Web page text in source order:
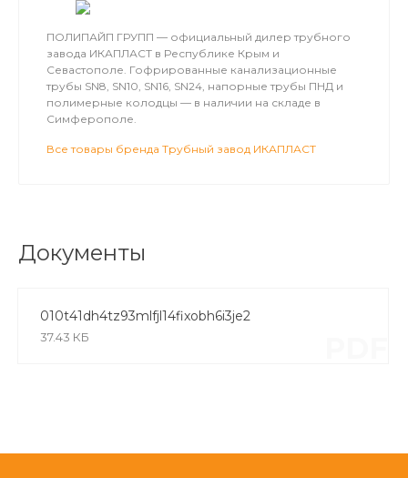
ПОЛИПАЙП ГРУПП — официальный дилер трубного
завода ИКАПЛАСТ в Республике Крым и
Севастополе. Гофрированные канализационные
трубы SN8, SN10, SN16, SN24, напорные трубы ПНД и
полимерные колодцы — в наличии на складе в
Симферополе.
Все товары бренда Трубный завод ИКАПЛАСТ
Документы
010t41dh4tz93mlfjl14fixobh6i3je2
37.43 КБ